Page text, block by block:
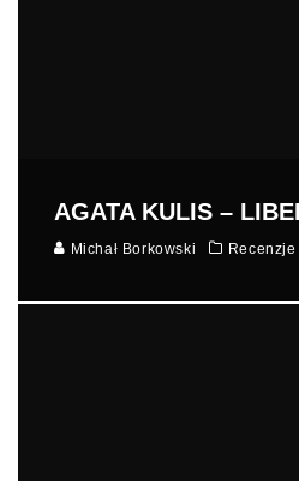
AGATA KULIS –
Michał Borkowski Recenzje